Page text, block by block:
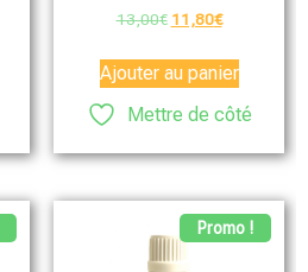
13,00€ 11,80€
Ajouter au panier
Mettre de côté
Promo !